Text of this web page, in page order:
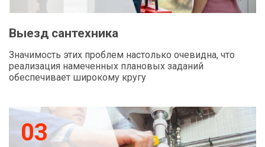
Выезд сантехника
Значимость этих проблем настолько очевидна, что
реализация намеченных плановых заданий
обеспечивает широкому кругу
03